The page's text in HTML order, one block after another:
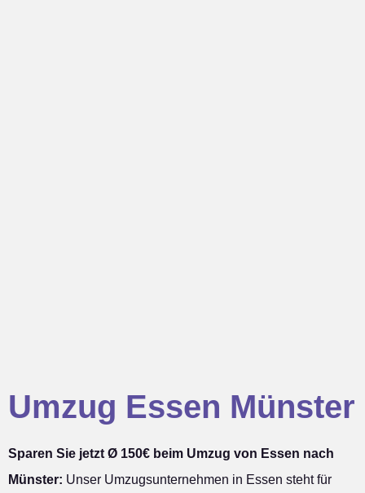
Umzug Essen Münster
Sparen Sie jetzt Ø 150€ beim Umzug von Essen nach
Münster: Unser Umzugsunternehmen in Essen steht für